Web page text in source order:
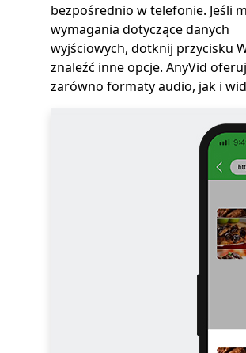
bezpośrednio w telefonie. Jeśli
wymagania dotyczące danych
wyjściowych, dotknij przycisku
znaleźć inne opcje. AnyVid
zarówno formaty audio, jak i